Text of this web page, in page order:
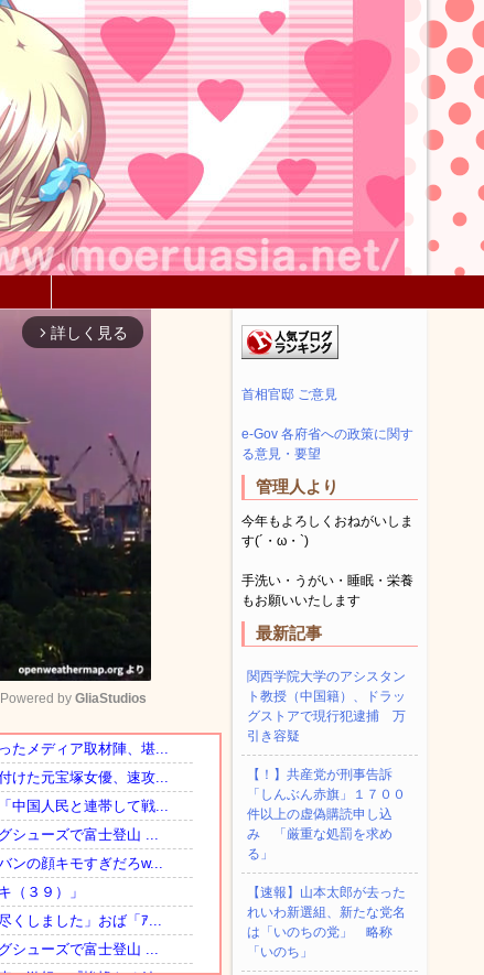
arrow_forward_ios 詳しく見る
Mute
Powered by GliaStudios
首相官邸 ご意見
e-Gov 各府省への政策に関す
る意見・要望
管理人より
今年もよろしくおねがいしま
す(´・ω・`)
手洗い・うがい・睡眠・栄養
もお願いいたします
最新記事
関西学院大学のアシスタン
ト教授（中国籍）、ドラッ
グストアで現行犯逮捕 万
引き容疑
【！】共産党が刑事告訴
「しんぶん赤旗」１７００
件以上の虚偽購読申し込
み 「厳重な処罰を求め
る」
【速報】山本太郎が去った
れいわ新選組、新たな党名
は「いのちの党」 略称
「いのち」